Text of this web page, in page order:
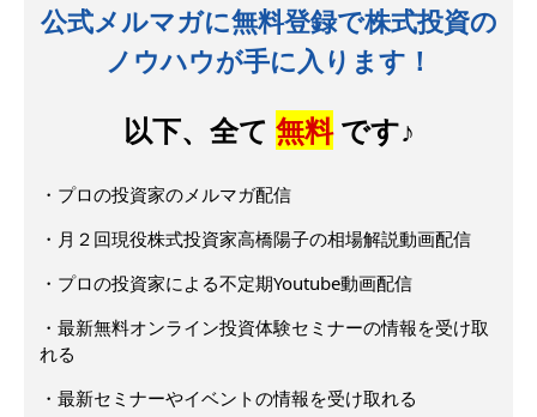
公式メルマガに無料登録で株式投資の
ノウハウが手に入ります！
以下、全て 無料です♪
・プロの投資家のメルマガ配信
・月２回現役株式投資家高橋陽子の相場解説動画配信
・プロの投資家による不定期Youtube動画配信
・最新無料オンライン投資体験セミナーの情報を受け取
れる
・最新セミナーやイベントの情報を受け取れる